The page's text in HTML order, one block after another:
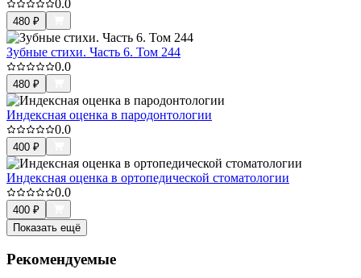
0.0
480 ₽
Зубные стихи. Часть 6. Том 244
0.0
480 ₽
Индексная оценка в пародонтологии
0.0
400 ₽
Индексная оценка в ортопедической стоматологии
0.0
400 ₽
Показать ещё
Рекомендуемые